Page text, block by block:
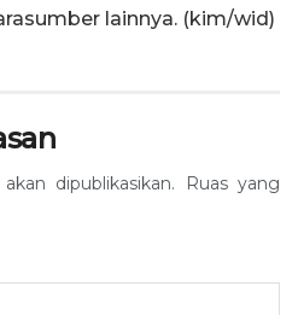
lainnya. (kim/wid)
dipublikasikan.
Ruas yang